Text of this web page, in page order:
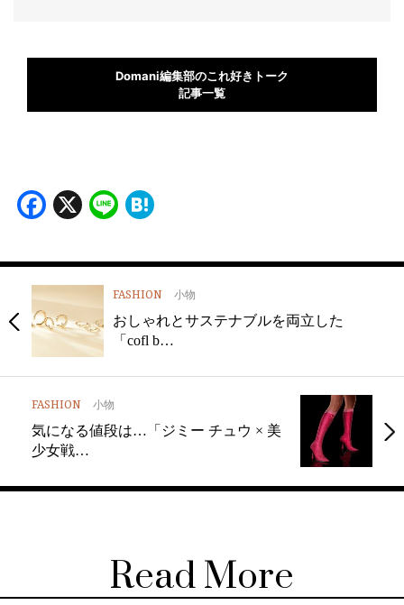
Domani編集部のこれ好きトーク
記事一覧
Facebook
X Line
FASHION 小物
おしゃれとサステナブルを両立した
「cofl b…
FASHION 小物
気になる値段は…「ジミー チュウ × 美
少女戦…
Read More